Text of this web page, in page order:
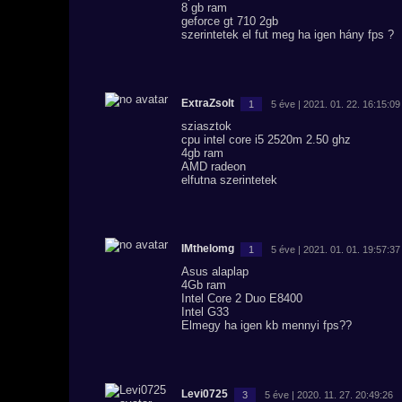
8 gb ram
geforce gt 710 2gb
szerintetek el fut meg ha igen hány fps ?
ExtraZsolt 1 5 éve | 2021. 01. 22. 16:15:09
sziasztok
cpu intel core i5 2520m 2.50 ghz
4gb ram
AMD radeon
elfutna szerintetek
IMthelomg 1 5 éve | 2021. 01. 01. 19:57:37
Asus alaplap
4Gb ram
Intel Core 2 Duo E8400
Intel G33
Elmegy ha igen kb mennyi fps??
Levi0725 3 5 éve | 2020. 11. 27. 20:49:26